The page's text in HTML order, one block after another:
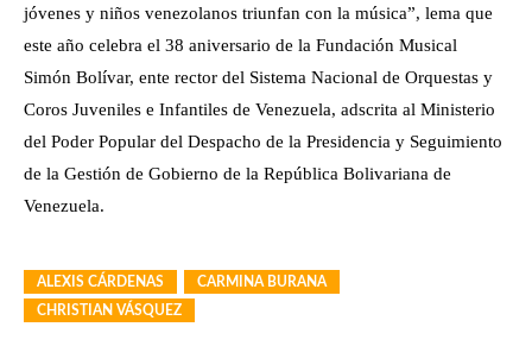
jóvenes y niños venezolanos triunfan con la música”, lema que
este año celebra el 38 aniversario de la Fundación Musical
Simón Bolívar, ente rector del Sistema Nacional de Orquestas y
Coros Juveniles e Infantiles de Venezuela, adscrita al Ministerio
del Poder Popular del Despacho de la Presidencia y Seguimiento
de la Gestión de Gobierno de la República Bolivariana de
Venezuela.
ALEXIS CÁRDENAS
CARMINA BURANA
CHRISTIAN VÁSQUEZ